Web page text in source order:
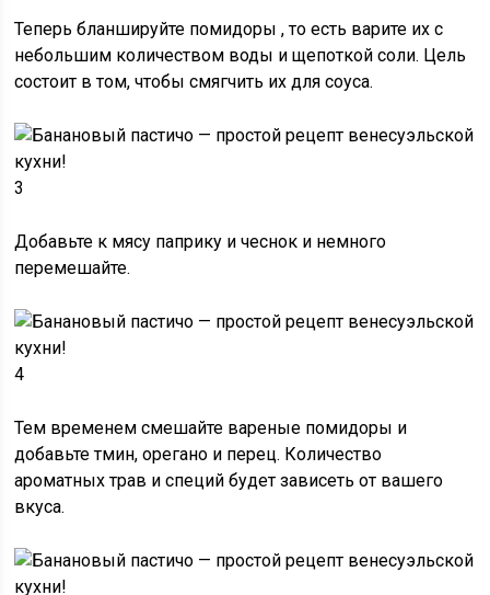
Теперьбланшируйте помидоры , то есть варите их с
небольшим количеством воды и щепоткой соли. Цель
состоит в том, чтобы смягчить их для соуса.
3
Добавьте к мясу паприку и чеснок и немного
перемешайте.
4
Тем временемсмешайте вареные помидоры и
добавьте тмин, орегано и перец. Количество
ароматных трав и специй будет зависеть от вашего
вкуса.